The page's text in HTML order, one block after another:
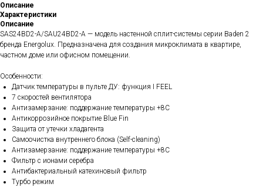
Описание
Характеристики
Описание
SAS24BD2-A/SAU24BD2-A — модель настенной сплит-системы серии Baden 2
бренда Energolux. Предназначена для создания микроклимата в квартире,
частном доме или офисном помещении.
Особенности:
Датчик температуры в пульте ДУ: функция I FEEL
7 скоростей вентилятора
Антизамерзание: поддержание температуры +8С
Антикоррозийное покрытие Blue Fin
Защита от утечки хладагента
Самоочистка внутреннего блока (Self-cleaning)
Антизамерзание: поддержание температуры +8С
Фильтр с ионами серебра
Антибактериальный катехиновый фильтр
Турбо режим